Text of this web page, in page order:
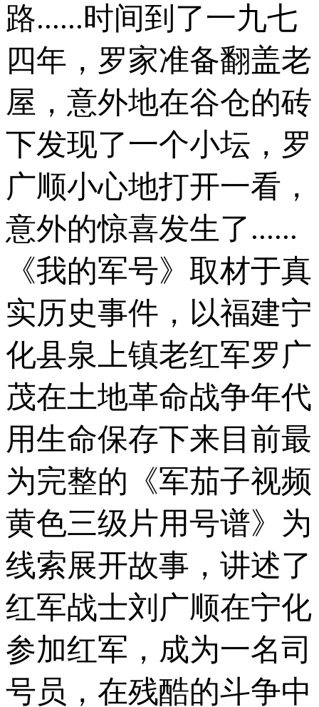
路......时间到了一九七
四年，罗家准备翻盖老
屋，意外地在谷仓的砖
下发现了一个小坛，罗
广顺小心地打开一看，
意外的惊喜发生了......
《我的军号》取材于真
实历史事件，以福建宁
化县泉上镇老红军罗广
茂在土地革命战争年代
用生命保存下来目前最
为完整的《军茄子视频
黄色三级片用号谱》为
线索展开故事，讲述了
红军战士刘广顺在宁化
参加红军，成为一名司
号员，在残酷的斗争中